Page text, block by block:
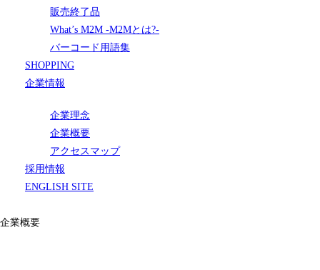
販売終了品
What’s M2M -M2Mとは?-
バーコード用語集
SHOPPING
企業情報
企業理念
企業概要
アクセスマップ
採用情報
ENGLISH SITE
企業概要